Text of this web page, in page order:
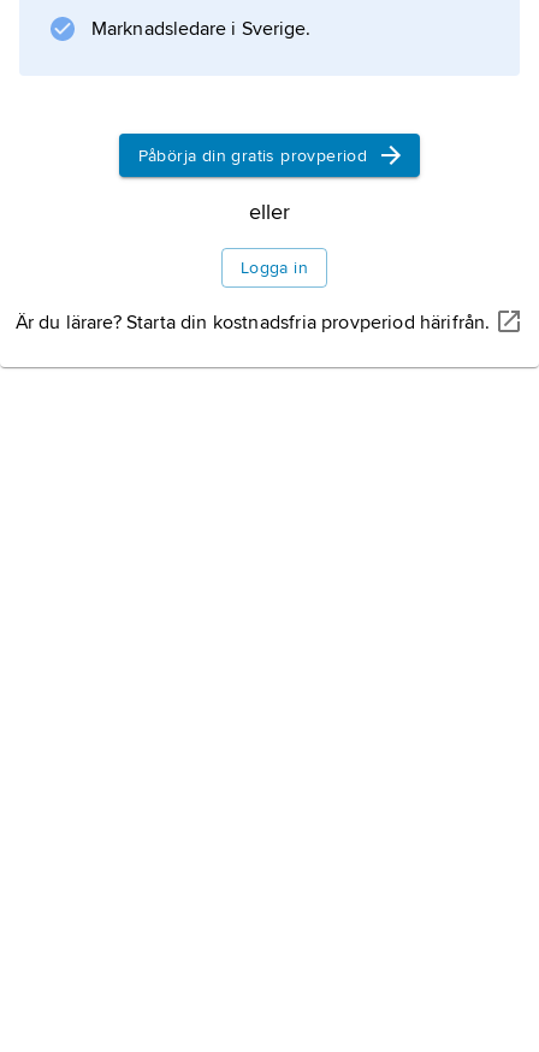
katapult
Information om artikeln
Marknadsledare i Sverige.
Påbörja din gratis provperiod
eller
Logga in
Är du lärare? Starta din kostnadsfria provperiod härifrån.